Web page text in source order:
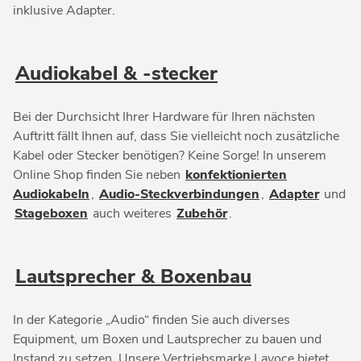
inklusive Adapter.
Audiokabel & -stecker
Bei der Durchsicht Ihrer Hardware für Ihren nächsten
Auftritt fällt Ihnen auf, dass Sie vielleicht noch zusätzliche
Kabel oder Stecker benötigen? Keine Sorge! In unserem
Online Shop finden Sie neben konfektionierten
Audiokabeln, Audio-Steckverbindungen, Adapter und
Stageboxen auch weiteres Zubehör.
Lautsprecher & Boxenbau
In der Kategorie „Audio“ finden Sie auch diverses
Equipment, um Boxen und Lautsprecher zu bauen und